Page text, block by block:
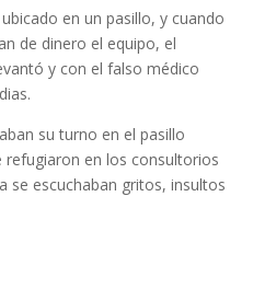
en un pasillo, y cuando
de dinero el equipo, el
y con el falso médico
su turno en el pasillo
refugiaron en los consultorios
se escuchaban gritos, insultos